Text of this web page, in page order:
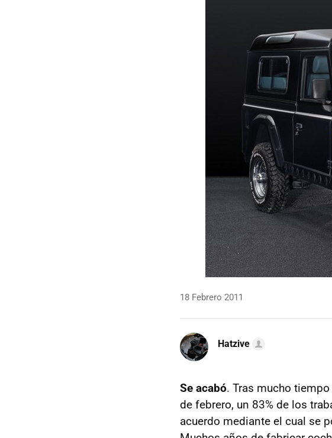
18 Febrero 2011
Hatzive
Se acabó. Tras mucho tiempo
de febrero, un 83% de los
acuerdo mediante el cual se